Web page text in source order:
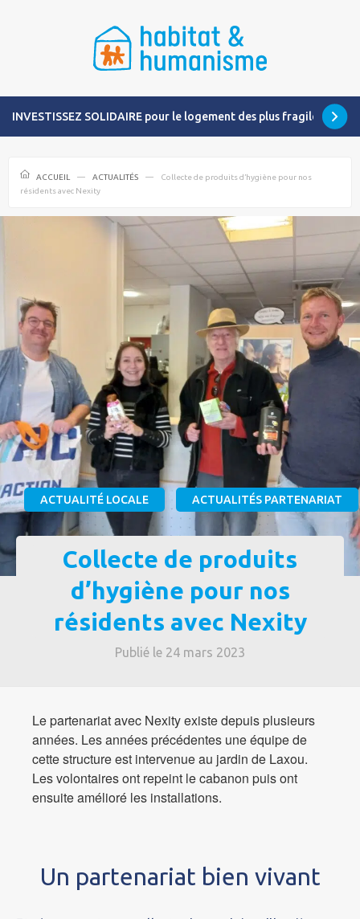
INVESTISSEZ SOLIDAIRE pour le logement des plus fragiles
ACCUEIL ACTUALITÉS
Collecte de produits d’hygiène pour nos
résidents avec Nexity
ACTUALITÉ LOCALE ACTUALITÉS PARTENARIAT
Collecte de produits
d’hygiène pour nos
résidents avec Nexity
Publié le 24 mars 2023
Le partenariat avec Nexity existe depuis plusieurs
années. Les années précédentes une équipe de
cette structure est intervenue au jardin de Laxou.
Les volontaires ont repeint le cabanon puis ont
ensuite amélioré les installations.
Un partenariat bien vivant